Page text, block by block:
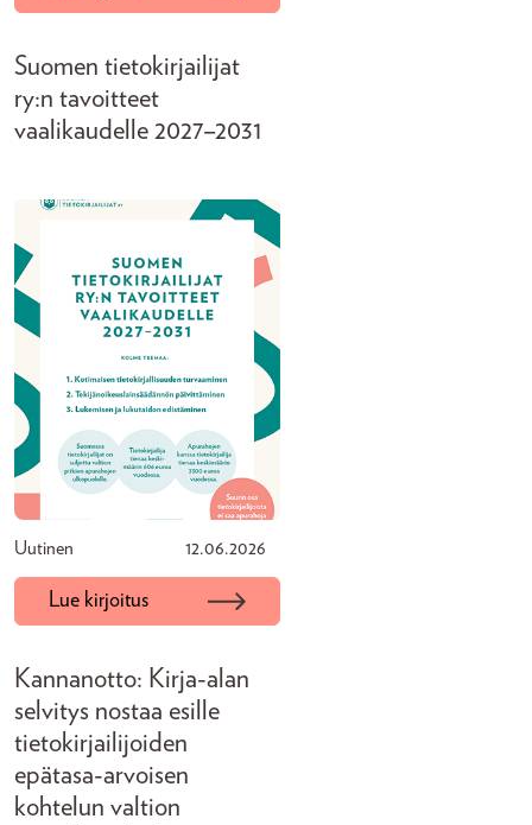
Suomen tietokirjailijat
ry:n tavoitteet
vaalikaudelle 2027–2031
Uutinen 12.06.2026
Lue kirjoitus
Kannanotto: Kirja-alan
selvitys nostaa esille
tietokirjailijoiden
epätasa-arvoisen
kohtelun valtion